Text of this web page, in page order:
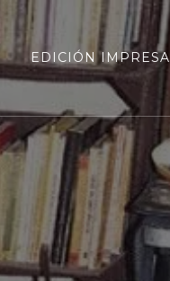
EDICIÓN IMPRESA